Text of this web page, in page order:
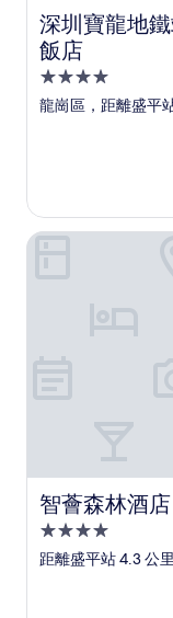
深圳寶龍地
飯店
深圳寶龍地鐵站
4.0
星
龍崗區，距離盛平
智薈森林酒店
智薈森林酒店
4.0
星
距離盛平站 4.3 公里
智薈森林酒店